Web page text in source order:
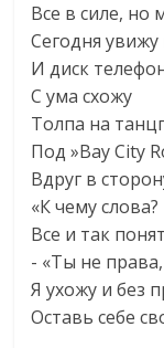
Все в силе, но
Сегодня увижу
И диск
С ума схожу
Толпа на
Под »Bay City
Вдруг в
«К чему слова?
Все и так
- «Ты не
Я ухожу и без
Оставь себе